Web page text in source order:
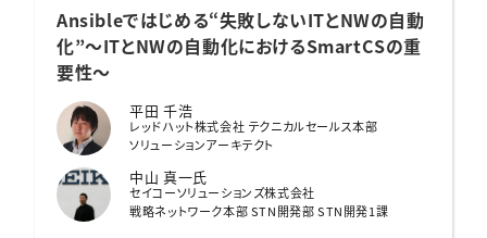
Ansibleではじめる“失敗しないITとNWの自動
化”～ITとNWの自動化におけるSmartCSの重
要性～
平田 千浩
レッドハット株式会社 テクニカルセールス本部
ソリューションアーキテクト
中山 真一氏
セイコーソリューションズ株式会社
戦略ネットワーク本部 STN開発部 STN開発1課